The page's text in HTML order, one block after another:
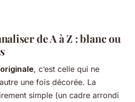
de A à Z : blanc ou
, c’est celle qui ne
une fois décorée. La
simple (un cadre arrondi